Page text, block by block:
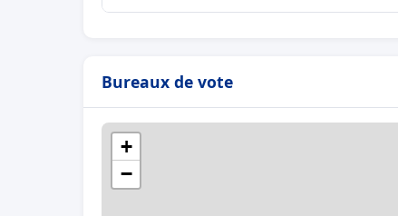
Bureaux de vote
+
−